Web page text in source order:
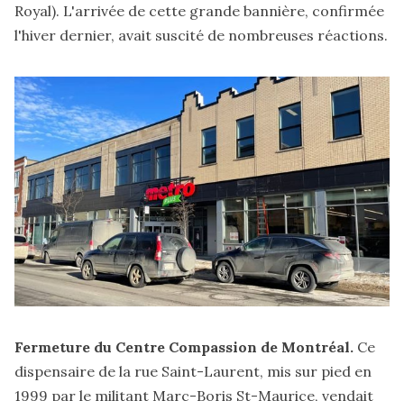
Royal). L'arrivée de cette grande bannière, confirmée
l'hiver dernier, avait suscité de nombreuses réactions.
Fermeture du Centre Compassion de Montréal. Ce
dispensaire de la rue Saint-Laurent, mis sur pied en
1999 par le militant Marc-Boris St-Maurice, vendait